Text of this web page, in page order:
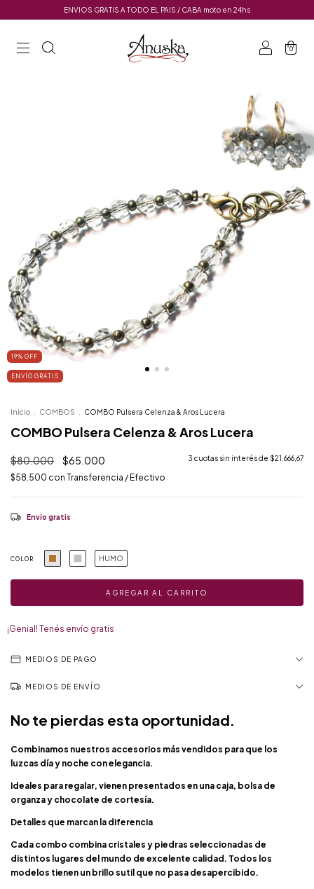
ENVIOS GRATIS A TODO EL PAIS / CABA moto en 24hs
0
19% OFF
ENVÍO GRATIS
Inicio COMBOS COMBO Pulsera Celenza & Aros Lucera
COMBO Pulsera Celenza & Aros Lucera
$80.000 $65.000 3 cuotas sin interés de $21.666,67
$58.500 con Transferencia / Efectivo
Envío gratis
COLOR HUMO
¡Genial! Tenés envío gratis
MEDIOS DE PAGO
MEDIOS DE ENVÍO
No te pierdas esta oportunidad.
Combinamos nuestros accesorios más vendidos para que los
luzcas día y noche con elegancia.
Ideales para regalar, vienen presentados en una caja, bolsa de
organza y chocolate de cortesía.
Detalles que marcan la diferencia
Cada combo combina cristales y piedras seleccionadas de
distintos lugares del mundo de excelente calidad. Todos los
modelos tienen un brillo sutil que no pasa desapercibido.